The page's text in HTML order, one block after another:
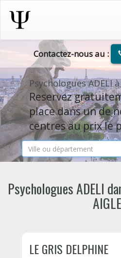
Contactez-nous au :
Psychologues ADELI à
Reservez
place dans un de
centres au prix le
Psychologues ADELI
LE GRIS DELPHINE